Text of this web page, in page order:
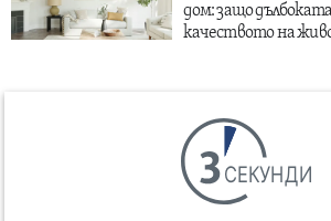
дом: защо
качеството на
СЕКУНДИ